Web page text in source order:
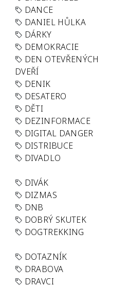
DANCE
DANIEL HŮLKA
DÁRKY
DEMOKRACIE
DEN OTEVŘENÝCH
DVEŘÍ
DENIK
DESATERO
DĚTI
DEZINFORMACE
DIGITAL DANGER
DISTRIBUCE
DIVADLO
DIVÁK
DIZMAS
DNB
DOBRÝ SKUTEK
DOGTREKKING
DOTAZNÍK
DRABOVA
DRAVCI